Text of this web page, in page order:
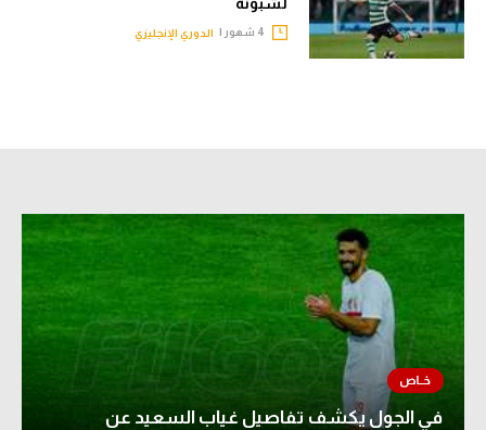
كرة السلة الأمريكية
كرة سلة
في المونديال
رياضة نسائية
أمريكا
ركن الألعاب
الدوري الإنجليزي
في الجول يكشف تفاصيل غياب السعيد عن